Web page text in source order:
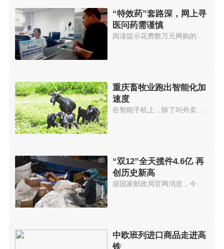
“特效药”套路深，网上寻
医问药需谨慎
重庆畜牧业跑出智能化加
速度
在智能手机上，除了叫外卖、打车...
“双12”全天揽件4.6亿 再
创历史新高
中欧班列进口商品走进高
铁